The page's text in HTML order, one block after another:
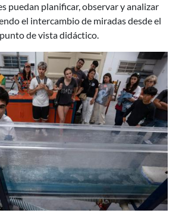
puedan planificar, observar y analizar
el intercambio de miradas desde el
punto de vista didáctico.